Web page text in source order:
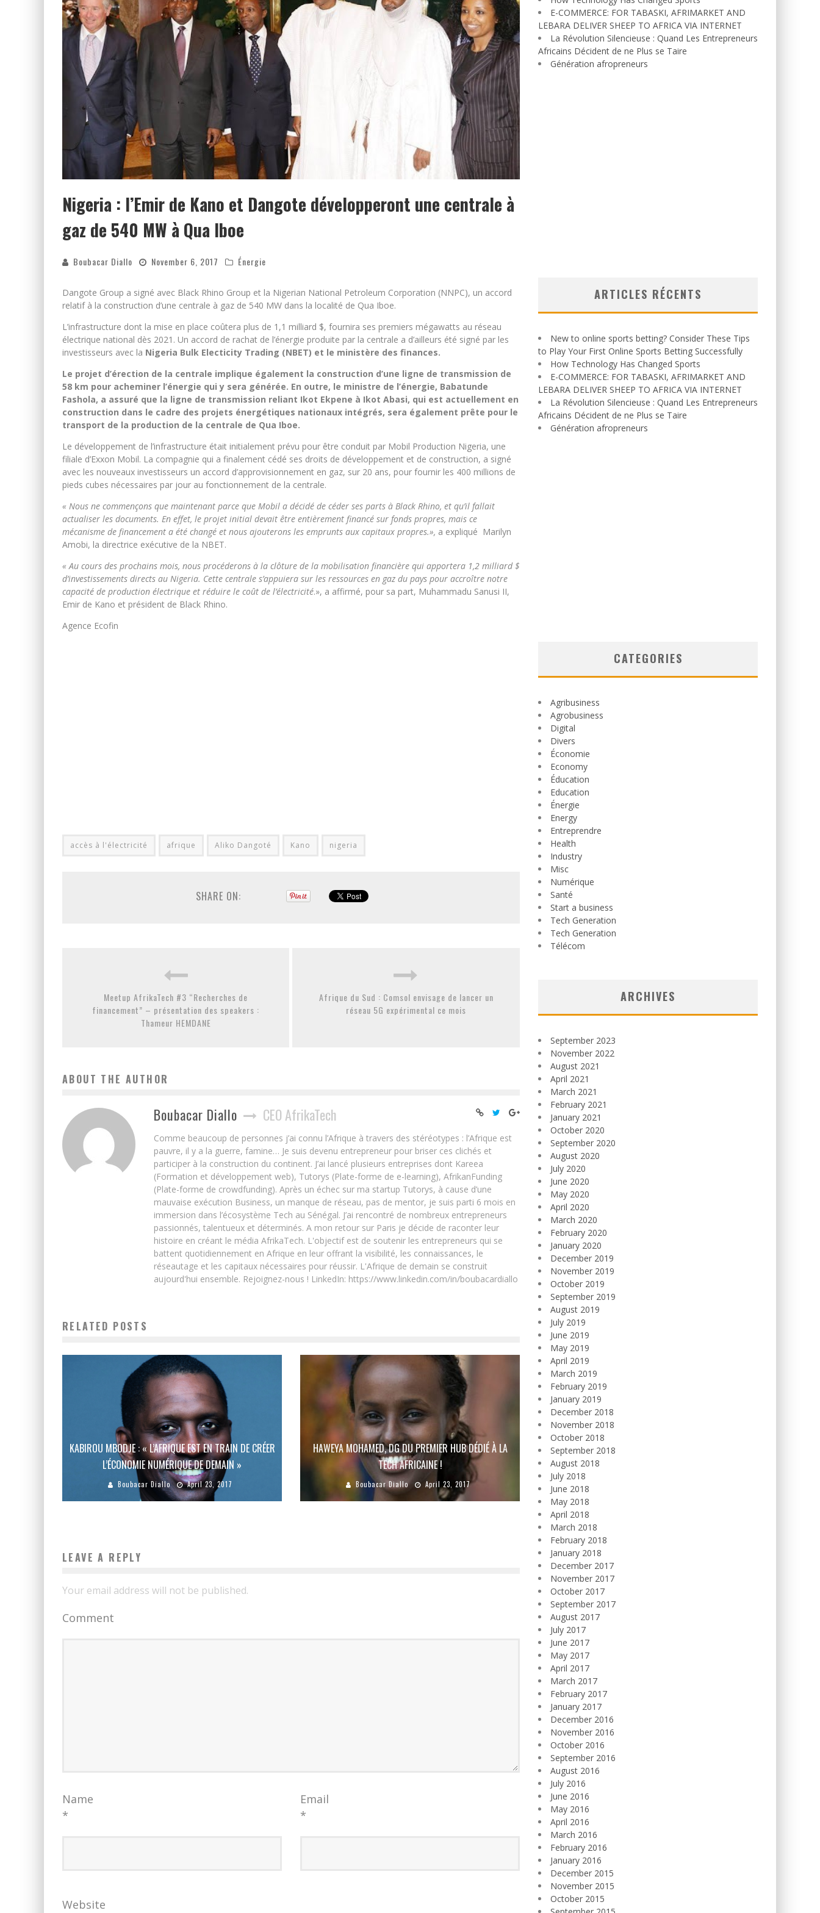
Nigeria : l’Emir de Kano et Dangote développeront une centrale à
gaz de 540 MW à Qua Iboe
Boubacar Diallo November 6, 2017 Énergie
Dangote Group a signé avec Black Rhino Group et la Nigerian National Petroleum Corporation (NNPC), un accord
relatif à la construction d’une centrale à gaz de 540 MW dans la localité de Qua Iboe.
L’infrastructure dont la mise en place coûtera plus de 1,1 milliard $, fournira ses premiers mégawatts au réseau
électrique national dès 2021. Un accord de rachat de l’énergie produite par la centrale a d’ailleurs été signé par les
investisseurs avec la Nigeria Bulk Electicity Trading (NBET) et le ministère des finances.
Le projet d’érection de la centrale implique également la construction d’une ligne de transmission de
58 km pour acheminer l’énergie qui y sera générée. En outre, le ministre de l’énergie, Babatunde
Fashola, a assuré que la ligne de transmission reliant Ikot Ekpene à Ikot Abasi, qui est actuellement en
construction dans le cadre des projets énergétiques nationaux intégrés, sera également prête pour le
transport de la production de la centrale de Qua Iboe.
Le développement de l’infrastructure était initialement prévu pour être conduit par Mobil Production Nigeria, une
filiale d’Exxon Mobil. La compagnie qui a finalement cédé ses droits de développement et de construction, a signé
avec les nouveaux investisseurs un accord d’approvisionnement en gaz, sur 20 ans, pour fournir les 400 millions de
pieds cubes nécessaires par jour au fonctionnement de la centrale.
« Nous ne commençons que maintenant parce que Mobil a décidé de céder ses parts à Black Rhino, et qu’il fallait
actualiser les documents. En effet, le projet initial devait être entièrement financé sur fonds propres, mais ce
mécanisme de financement a été changé et nous ajouterons les emprunts aux capitaux propres.», a expliqué Marilyn
Amobi, la directrice exécutive de la NBET.
« Au cours des prochains mois, nous procéderons à la clôture de la mobilisation financière qui apportera 1,2 milliard $
d’investissements directs au Nigeria. Cette centrale s’appuiera sur les ressources en gaz du pays pour accroître notre
capacité de production électrique et réduire le coût de l’électricité.», a affirmé, pour sa part, Muhammadu Sanusi II,
Emir de Kano et président de Black Rhino.
Agence Ecofin
accès à l'électricité afrique Aliko Dangoté Kano nigeria
SHARE ON:
Meetup AfrikaTech #3 “Recherches de
financement” – présentation des speakers :
Thameur HEMDANE
Afrique du Sud : Comsol envisage de lancer un
réseau 5G expérimental ce mois
ABOUT THE AUTHOR
Boubacar Diallo CEO AfrikaTech
Comme beaucoup de personnes j’ai connu l’Afrique à travers des stéréotypes : l’Afrique est
pauvre, il y a la guerre, famine… Je suis devenu entrepreneur pour briser ces clichés et
participer à la construction du continent. J’ai lancé plusieurs entreprises dont Kareea
(Formation et développement web), Tutorys (Plate-forme de e-learning), AfrikanFunding
(Plate-forme de crowdfunding). Après un échec sur ma startup Tutorys, à cause d’une
mauvaise exécution Business, un manque de réseau, pas de mentor, je suis parti 6 mois en
immersion dans l’écosystème Tech au Sénégal. J’ai rencontré de nombreux entrepreneurs
passionnés, talentueux et déterminés. A mon retour sur Paris je décide de raconter leur
histoire en créant le média AfrikaTech. L'objectif est de soutenir les entrepreneurs qui se
battent quotidiennement en Afrique en leur offrant la visibilité, les connaissances, le
réseautage et les capitaux nécessaires pour réussir. L'Afrique de demain se construit
aujourd'hui ensemble. Rejoignez-nous ! LinkedIn: https://www.linkedin.com/in/boubacardiallo
RELATED POSTS
KABIROU MBODJE : « L’AFRIQUE EST EN TRAIN DE CRÉER
L’ÉCONOMIE NUMÉRIQUE DE DEMAIN »
Boubacar Diallo April 23, 2017
HAWEYA MOHAMED, DG DU PREMIER HUB DÉDIÉ À LA
TECH AFRICAINE !
Boubacar Diallo April 23, 2017
LEAVE A REPLY
Your email address will not be published.
Comment
Name
*
Email
*
Website
E-COMMERCE: FOR TABASKI, AFRIMARKET AND
LEBARA DELIVER SHEEP TO AFRICA VIA INTERNET
La Révolution Silencieuse : Quand Les Entrepreneurs
Africains Décident de ne Plus se Taire
Génération afropreneurs
ARTICLES RÉCENTS
New to online sports betting? Consider These Tips
to Play Your First Online Sports Betting Successfully
How Technology Has Changed Sports
E-COMMERCE: FOR TABASKI, AFRIMARKET AND
LEBARA DELIVER SHEEP TO AFRICA VIA INTERNET
La Révolution Silencieuse : Quand Les Entrepreneurs
Africains Décident de ne Plus se Taire
Génération afropreneurs
CATEGORIES
Agribusiness
Agrobusiness
Digital
Divers
Économie
Economy
Éducation
Education
Énergie
Energy
Entreprendre
Health
Industry
Misc
Numérique
Santé
Start a business
Tech Generation
Tech Generation
Télécom
ARCHIVES
September 2023
November 2022
August 2021
April 2021
March 2021
February 2021
January 2021
October 2020
September 2020
August 2020
July 2020
June 2020
May 2020
April 2020
March 2020
February 2020
January 2020
December 2019
November 2019
October 2019
September 2019
August 2019
July 2019
June 2019
May 2019
April 2019
March 2019
February 2019
January 2019
December 2018
November 2018
October 2018
September 2018
August 2018
July 2018
June 2018
May 2018
April 2018
March 2018
February 2018
January 2018
December 2017
November 2017
October 2017
September 2017
August 2017
July 2017
June 2017
May 2017
April 2017
March 2017
February 2017
January 2017
December 2016
November 2016
October 2016
September 2016
August 2016
July 2016
June 2016
May 2016
April 2016
March 2016
February 2016
January 2016
December 2015
November 2015
October 2015